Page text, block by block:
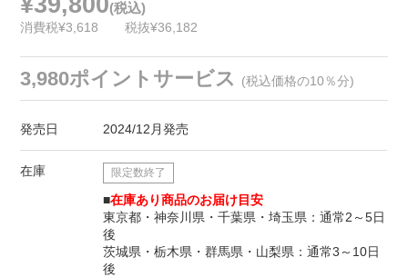
(税込)
消費税¥3,618 税抜¥36,182
3,980ポイントサービス (税込価格の10％分)
発売日 2024/12月発売
在庫 限定数終了
■在庫あり商品のお届け目安
東京都・神奈川県・千葉県・埼玉県：通常2～5日
後
茨城県・栃木県・群馬県・山梨県：通常3～10日
後